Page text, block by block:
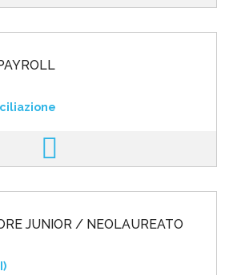
JUNIOR / NEOLAUREATO